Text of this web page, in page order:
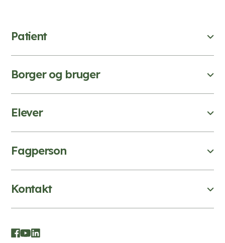
Patient
Borger og bruger
Elever
Fagperson
Kontakt